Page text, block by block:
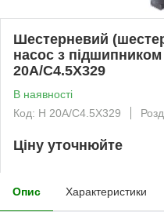
Шестерневий
насос з
20A/C4.5X329
В наявності
Код: H 20A/C4.5X329
Ціну уточнюйте
Опис Характеристики